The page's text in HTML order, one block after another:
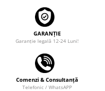
GARANȚIE
Garanţie legală 12-24 Luni!
Comenzi & Consultanță
Telefonic / WhatsAPP